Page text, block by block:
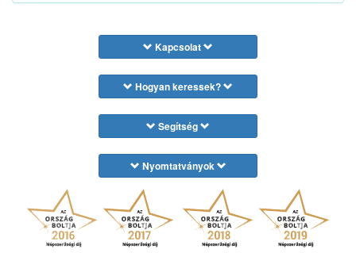
Kapcsolat
Hogyan keressek?
Segítség
Nyomtatványok